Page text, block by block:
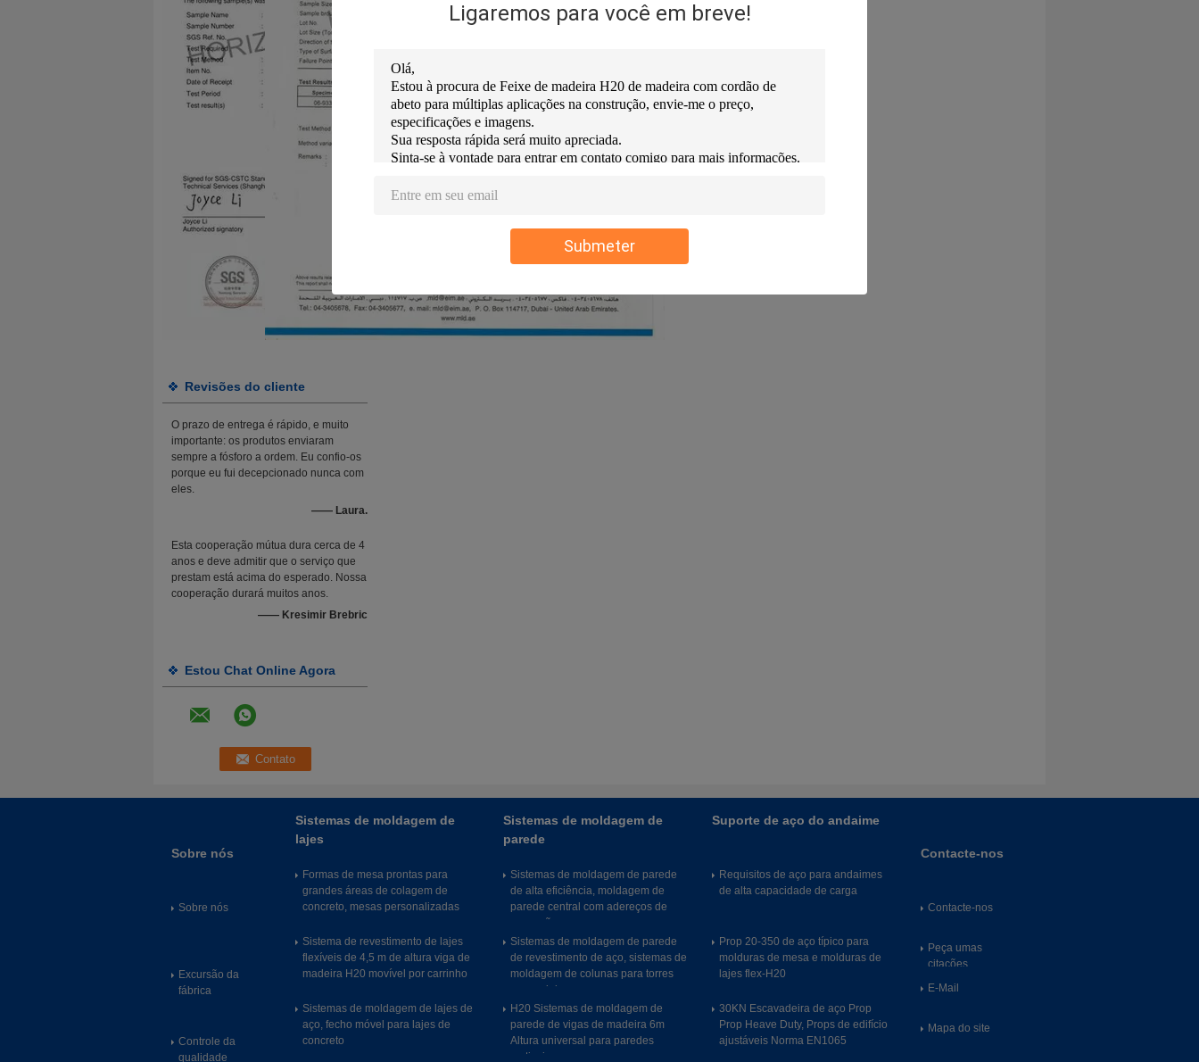
Ligaremos para você em breve!
Submeter
Revisões do cliente
O prazo de entrega é rápido, e muito
importante: os produtos enviaram
sempre a fósforo a ordem. Eu confio-os
porque eu fui decepcionado nunca com
eles.
—— Laura.
Esta cooperação mútua dura cerca de 4
anos e deve admitir que o serviço que
prestam está acima do esperado. Nossa
cooperação durará muitos anos.
—— Kresimir Brebric
Estou Chat Online Agora
Sobre nós
Sobre nós
Excursão da
fábrica
Controle da
qualidade
Sistemas de moldagem de
lajes
Formas de mesa prontas para
grandes áreas de colagem de
concreto, mesas personalizadas
Sistema de revestimento de lajes
flexíveis de 4,5 m de altura viga de
madeira H20 movível por carrinho
Sistemas de moldagem de lajes de
aço, fecho móvel para lajes de
concreto
Sistemas de moldagem de
parede
Sistemas de moldagem de parede
de alta eficiência, moldagem de
parede central com adereços de
empurrão e puxa
Sistemas de moldagem de parede
de revestimento de aço, sistemas de
moldagem de colunas para torres
comerciais
H20 Sistemas de moldagem de
parede de vigas de madeira 6m
Altura universal para paredes
verticais
Suporte de aço do andaime
Requisitos de aço para andaimes
de alta capacidade de carga
Prop 20-350 de aço típico para
molduras de mesa e molduras de
lajes flex-H20
30KN Escavadeira de aço Prop
Prop Heave Duty, Props de edifício
ajustáveis Norma EN1065
Contacte-nos
Contacte-nos
Peça umas
citações
E-Mail
Mapa do site